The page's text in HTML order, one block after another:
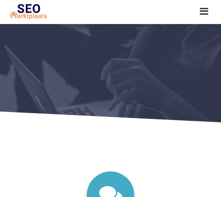
SEO tools reviews
Marketeer bij jou in de buurt?
Offerte
1. Seo voor beginners +
2. Onderzoeken +